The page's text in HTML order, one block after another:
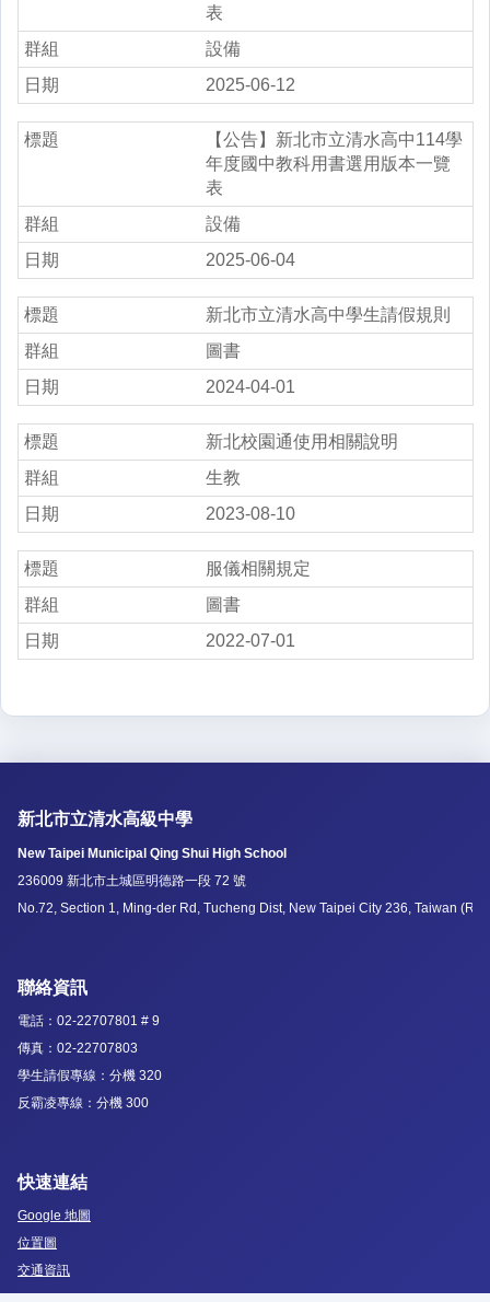
表
設備
2025-06-12
【公告】新北市立清水高中114學
年度國中教科用書選用版本一覽
表
設備
2025-06-04
新北市立清水高中學生請假規則
圖書
2024-04-01
新北校園通使用相關說明
生教
2023-08-10
服儀相關規定
圖書
2022-07-01
新北市立清水高級中學
New Taipei Municipal Qing Shui High School
236009 新北市土城區明德路一段 72 號
No.72, Section 1, Ming-der Rd, Tucheng Dist, New Taipei City 236, Taiwan
聯絡資訊
電話：02-22707801 # 9
傳真：02-22707803
學生請假專線：分機 320
反霸凌專線：分機 300
快速連結
Google 地圖
位置圖
交通資訊